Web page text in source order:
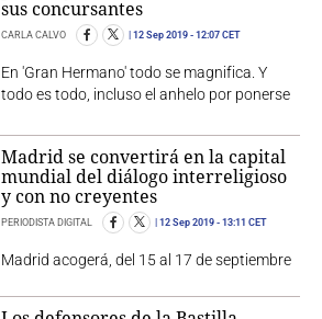
sus concursantes
CARLA CALVO 12 Sep 2019 - 12:07 CET
En 'Gran Hermano' todo se magnifica. Y
todo es todo, incluso el anhelo por ponerse
Madrid se convertirá en la capital
mundial del diálogo interreligioso
y con no creyentes
PERIODISTA DIGITAL 12 Sep 2019 - 13:11 CET
Madrid acogerá, del 15 al 17 de septiembre